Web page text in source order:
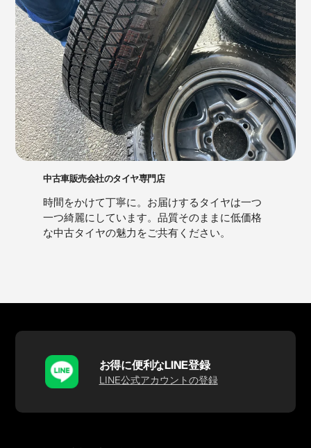
中古車販売会社のタイヤ専門店
時間をかけて丁寧に。お届けするタイヤは一つ
一つ綺麗にしています。品質そのままに低価格
な中古タイヤの魅力をご共有ください。
お得に便利なLINE登録
LINE公式アカウントの登録